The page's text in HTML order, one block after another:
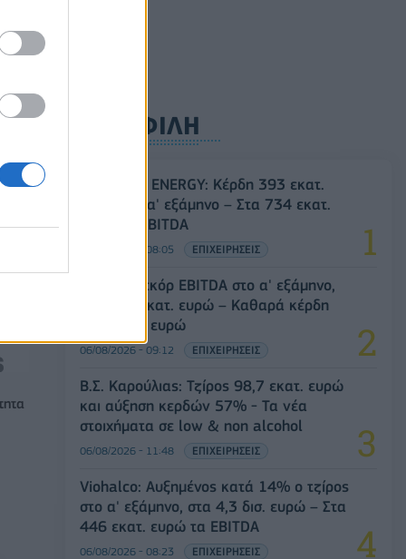
ΔΗΜΟΦΙΛΗ
HELLENiQ ENERGY: Κέρδη 393 εκατ.
ευρώ στο α' εξάμηνο – Στα 734 εκατ.
ευρώ τα EBITDA
06/08/2026 - 08:05 ΕΠΙΧΕΙΡΗΣΕΙΣ
Metlen: Ρεκόρ EBITDA στο α' εξάμηνο,
στα 550 εκατ. ευρώ – Καθαρά κέρδη
313 εκατ. ευρώ
06/08/2026 - 09:12 ΕΠΙΧΕΙΡΗΣΕΙΣ
Β.Σ. Καρούλιας: Τζίρος 98,7 εκατ. ευρώ
και αύξηση κερδών 57% - Τα νέα
στοιχήματα σε low & non alcohol
06/08/2026 - 11:48 ΕΠΙΧΕΙΡΗΣΕΙΣ
Viohalco: Αυξημένος κατά 14% ο τζίρος
στο α' εξάμηνο, στα 4,3 δισ. ευρώ – Στα
446 εκατ. ευρώ τα EBITDA
06/08/2026 - 08:23 ΕΠΙΧΕΙΡΗΣΕΙΣ